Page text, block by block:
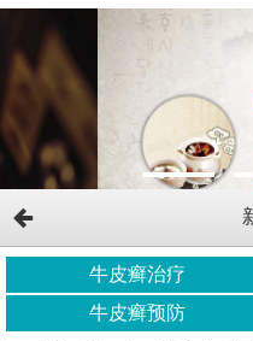
牛皮癣治疗
牛皮癣预防